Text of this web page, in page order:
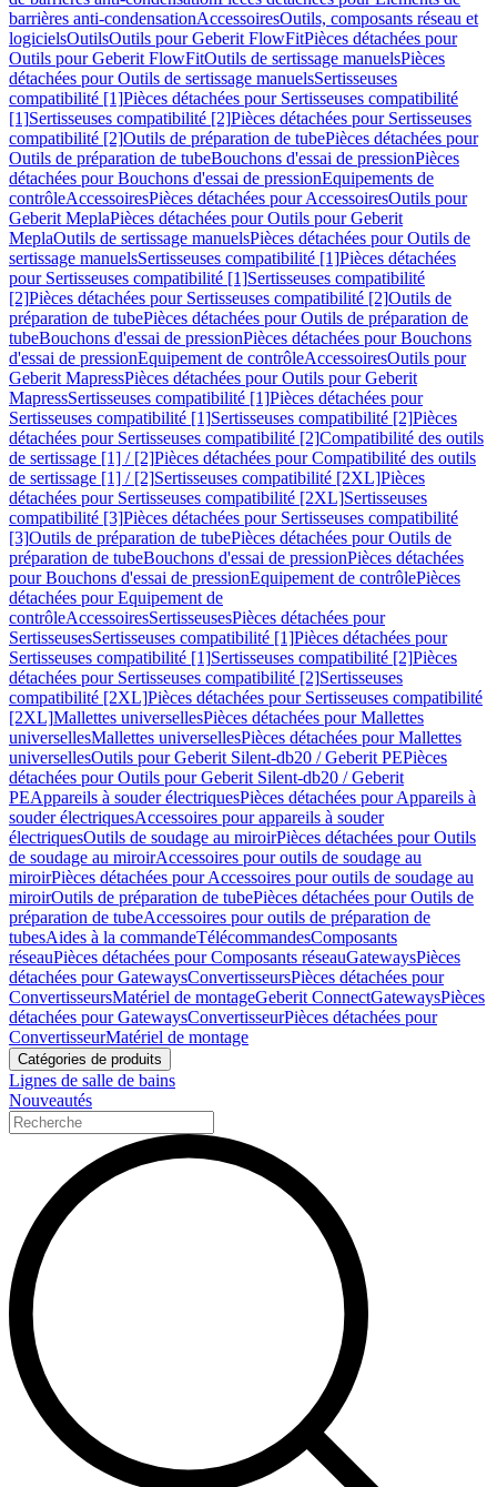
barrières anti-condensationAccessoiresOutils, composants réseau et
logicielsOutilsOutils pour Geberit FlowFitPièces détachées pour
Outils pour Geberit FlowFitOutils de sertissage manuelsPièces
détachées pour Outils de sertissage manuelsSertisseuses
compatibilité [1]Pièces détachées pour Sertisseuses compatibilité
[1]Sertisseuses compatibilité [2]Pièces détachées pour Sertisseuses
compatibilité [2]Outils de préparation de tubePièces détachées pour
Outils de préparation de tubeBouchons d'essai de pressionPièces
détachées pour Bouchons d'essai de pressionEquipements de
contrôleAccessoiresPièces détachées pour AccessoiresOutils pour
Geberit MeplaPièces détachées pour Outils pour Geberit
MeplaOutils de sertissage manuelsPièces détachées pour Outils de
sertissage manuelsSertisseuses compatibilité [1]Pièces détachées
pour Sertisseuses compatibilité [1]Sertisseuses compatibilité
[2]Pièces détachées pour Sertisseuses compatibilité [2]Outils de
préparation de tubePièces détachées pour Outils de préparation de
tubeBouchons d'essai de pressionPièces détachées pour Bouchons
d'essai de pressionEquipement de contrôleAccessoiresOutils pour
Geberit MapressPièces détachées pour Outils pour Geberit
MapressSertisseuses compatibilité [1]Pièces détachées pour
Sertisseuses compatibilité [1]Sertisseuses compatibilité [2]Pièces
détachées pour Sertisseuses compatibilité [2]Compatibilité des outils
de sertissage [1] / [2]Pièces détachées pour Compatibilité des outils
de sertissage [1] / [2]Sertisseuses compatibilité [2XL]Pièces
détachées pour Sertisseuses compatibilité [2XL]Sertisseuses
compatibilité [3]Pièces détachées pour Sertisseuses compatibilité
[3]Outils de préparation de tubePièces détachées pour Outils de
préparation de tubeBouchons d'essai de pressionPièces détachées
pour Bouchons d'essai de pressionEquipement de contrôlePièces
détachées pour Equipement de
contrôleAccessoiresSertisseusesPièces détachées pour
SertisseusesSertisseuses compatibilité [1]Pièces détachées pour
Sertisseuses compatibilité [1]Sertisseuses compatibilité [2]Pièces
détachées pour Sertisseuses compatibilité [2]Sertisseuses
compatibilité [2XL]Pièces détachées pour Sertisseuses compatibilité
[2XL]Mallettes universellesPièces détachées pour Mallettes
universellesMallettes universellesPièces détachées pour Mallettes
universellesOutils pour Geberit Silent-db20 / Geberit PEPièces
détachées pour Outils pour Geberit Silent-db20 / Geberit
PEAppareils à souder électriquesPièces détachées pour Appareils à
souder électriquesAccessoires pour appareils à souder
électriquesOutils de soudage au miroirPièces détachées pour Outils
de soudage au miroirAccessoires pour outils de soudage au
miroirPièces détachées pour Accessoires pour outils de soudage au
miroirOutils de préparation de tubePièces détachées pour Outils de
préparation de tubeAccessoires pour outils de préparation de
tubesAides à la commandeTélécommandesComposants
réseauPièces détachées pour Composants réseauGatewaysPièces
détachées pour GatewaysConvertisseursPièces détachées pour
ConvertisseursMatériel de montageGeberit ConnectGatewaysPièces
détachées pour GatewaysConvertisseurPièces détachées pour
ConvertisseurMatériel de montage
Catégories de produits
Lignes de salle de bains
Nouveautés